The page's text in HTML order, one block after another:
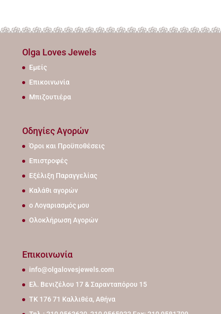
Olga Loves Jewels
Εμείς
Επικοινωνία
Μπιζουτιέρα
Οδηγίες Αγορών
Όροι και Προϋποθέσεις
Επιστροφές
Εξέλιξη Παραγγελίας
Καλάθι αγορών
ο Λογαριασμός μου
Ολοκλήρωση Αγορών
Επικοινωνία
info@olgalovesjewels.com
Ελ. Βενιζέλου 17 & Σαρανταπόρου 15
ΤΚ 176 71 Καλλιθέα, Αθήνα